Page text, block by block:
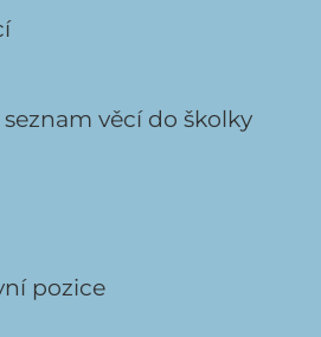
věcí do školky
pozice